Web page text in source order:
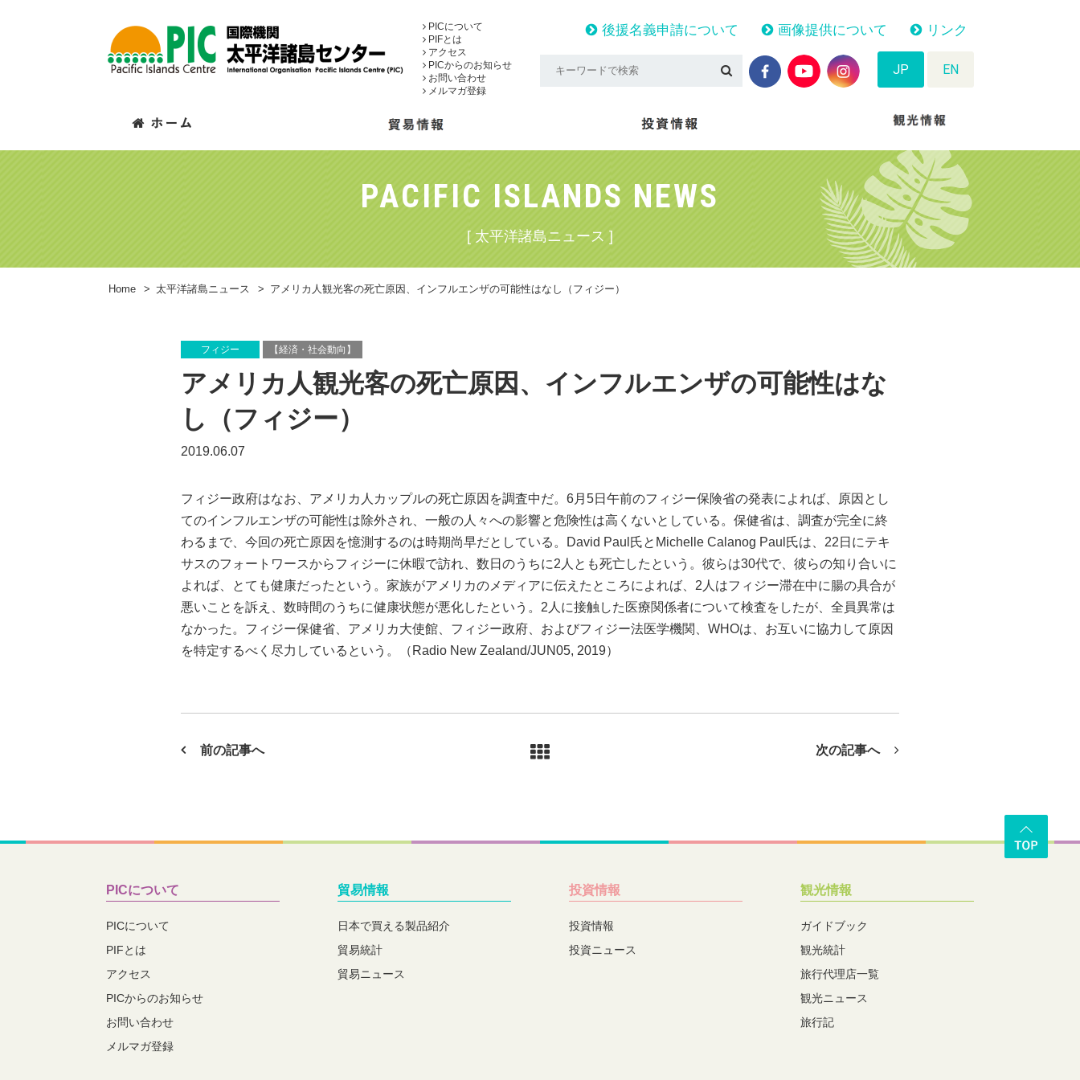
PICについて
PIFとは
アクセス
PICからのお知らせ
お問い合わせ
メルマガ登録
後援名義申請について 画像提供について リンク
JP EN
PACIFIC ISLANDS NEWS
[ 太平洋諸島ニュース ]
Home > 太平洋諸島ニュース > アメリカ人観光客の死亡原因、インフルエンザの可能性はなし（フィジー）
フィジー 【経済・社会動向】
アメリカ人観光客の死亡原因、インフルエンザの可能性はな
し（フィジー）
2019.06.07
フィジー政府はなお、アメリカ人カップルの死亡原因を調査中だ。6月5日午前のフィジー保険省の発表によれば、原因とし
てのインフルエンザの可能性は除外され、一般の人々への影響と危険性は高くないとしている。保健省は、調査が完全に終
わるまで、今回の死亡原因を憶測するのは時期尚早だとしている。David Paul氏とMichelle Calanog Paul氏は、22日にテキ
サスのフォートワースからフィジーに休暇で訪れ、数日のうちに2人とも死亡したという。彼らは30代で、彼らの知り合いに
よれば、とても健康だったという。家族がアメリカのメディアに伝えたところによれば、2人はフィジー滞在中に腸の具合が
悪いことを訴え、数時間のうちに健康状態が悪化したという。2人に接触した医療関係者について検査をしたが、全員異常は
なかった。フィジー保健省、アメリカ大使館、フィジー政府、およびフィジー法医学機関、WHOは、お互いに協力して原因
を特定するべく尽力しているという。（Radio New Zealand/JUN05, 2019）
前の記事へ 次の記事へ
PICについて
PICについて
PIFとは
アクセス
PICからのお知らせ
お問い合わせ
メルマガ登録
貿易情報
日本で買える製品紹介
貿易統計
貿易ニュース
投資情報
投資情報
投資ニュース
観光情報
ガイドブック
観光統計
旅行代理店一覧
観光ニュース
旅行記